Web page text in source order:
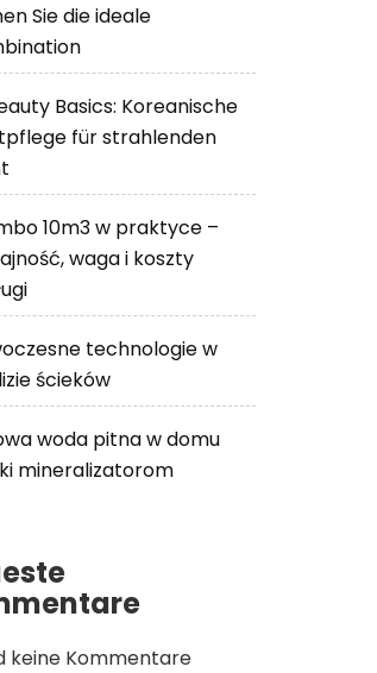
Sie die ideale
Basics: Koreanische
für strahlenden
10m3 w praktyce –
waga i koszty
technologie w
ścieków
woda pitna w domu
mineralizatorom
keine Kommentare